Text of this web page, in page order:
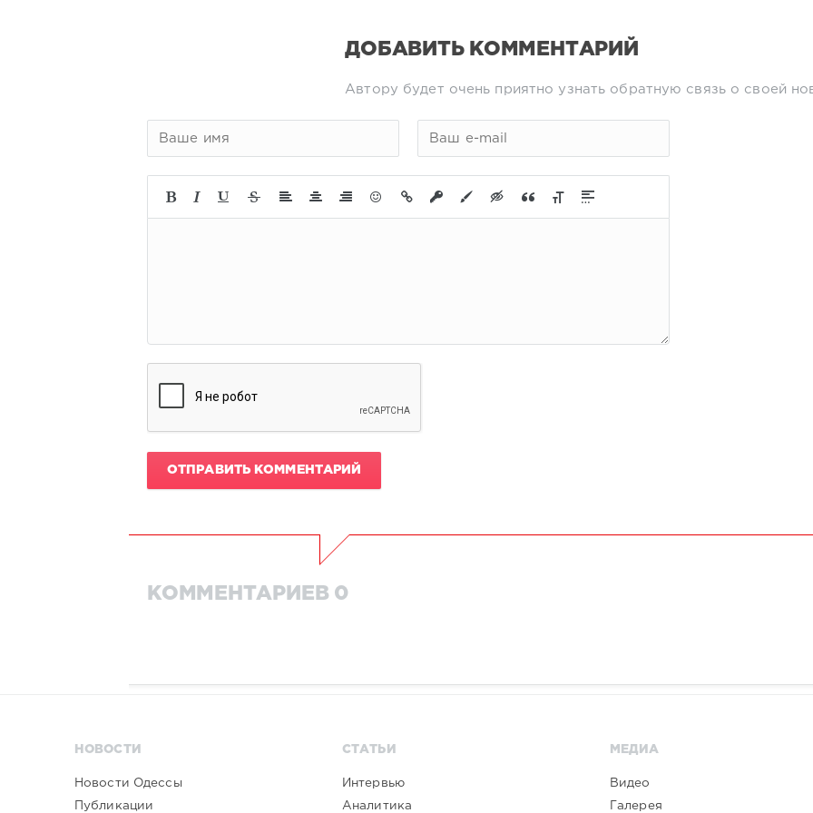
ДОБАВИТЬ КОММЕНТАРИЙ
Автору будет очень приятно узнать обратную связь о своей
ОТПРАВИТЬ КОММЕНТАРИЙ
КОММЕНТАРИЕВ 0
НОВОСТИ
Новости Одессы
Публикации
СТАТЬИ
Интервью
Аналитика
МЕДИА
Видео
Галерея